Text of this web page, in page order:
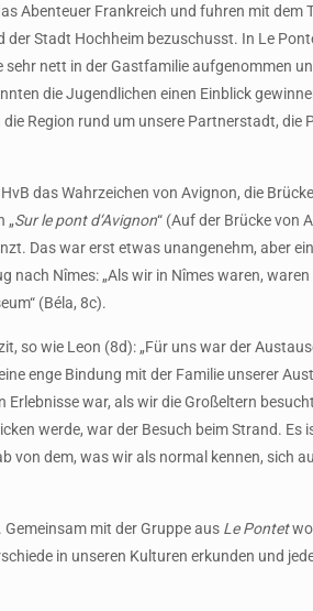
Abenteuer Frankreich und fuhren mit
Stadt Hochheim bezuschusst. In Le
nett in der Gastfamilie aufgenommen
die Jugendlichen einen Einblick
Region rund um unsere Partnerstadt,
das Wahrzeichen von Avignon, die
„Sur le pont d‘Avignon“ (Auf der Brücke von
Das war erst etwas unangenehm, aber
nach Nîmes: „Als wir in Nîmes waren,
(Béla, 8c).
so wie Leon (8d): „Für uns war der
enge Bindung mit der Familie unserer
war, als wir die Großeltern
werde, war der Besuch beim Strand.
dem, was wir als normal kennen, sich
mit der Gruppe aus Le Pontet
in unseren Kulturen erkunden und